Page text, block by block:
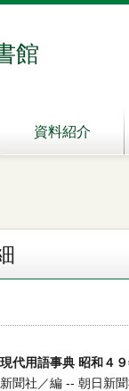
館
資料紹介
代用語事典 昭和４
聞社／編 -- 朝日新